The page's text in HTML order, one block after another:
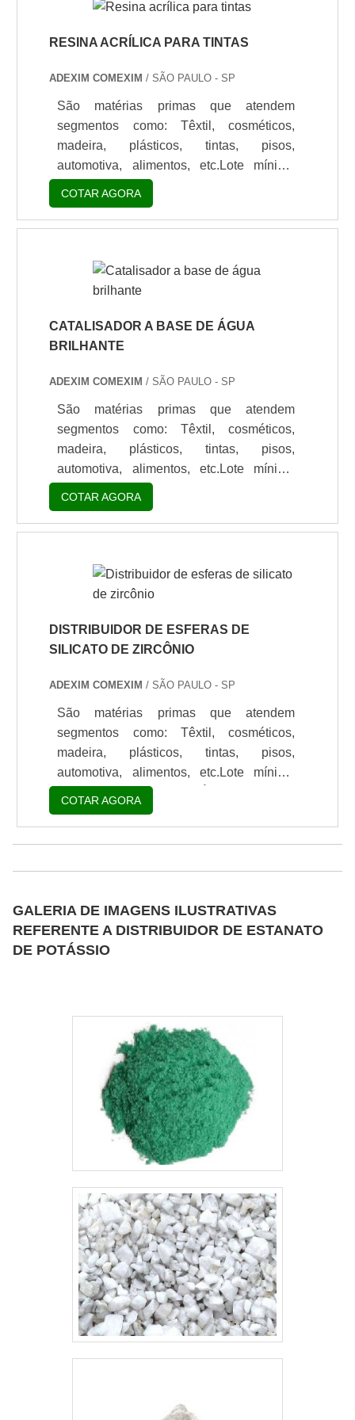
carteiras, etc.A resina pu para couro
de forma a alcançar todas as
propriedades desejadas para um
acabamento de.
RESINA ACRÍLICA PARA TINTAS
ADEXIM COMEXIM / SÃO PAULO - SP
São matérias primas que atendem
segmentos como: Têxtil, cosméticos,
madeira, plásticos, tintas, pisos,
automotiva, alimentos, etc.Lote mínimo
de: 1 embalagem - 20kgResina acrílica
para tintas Estron ChemicalA Estron
Chemical ao longo dos anos desenvolveu
mercado especialmente em revestimentos
de tinta pó, além de vários produtos como
produz a linha de resina acrílica para
tintas utilizada no segmento de tinta
COTAR AGORA
CATALISADOR A BASE DE ÁGUA
BRILHANTE
ADEXIM COMEXIM / SÃO PAULO - SP
São matérias primas que atendem
segmentos como: Têxtil, cosméticos,
madeira, plásticos, tintas, pisos,
automotiva, alimentos, etc.Lote mínimo
de: 1 embalagem - 20kgCatalisador á
base de águaA aziridina polifuncional,
Crosslinker X-7 é um catalisador a base
revestimento melhores propriedades de
resistência física como abrasão, risco,
resistência química. Suas excelentes
propriedades, permite ser usado em
COTAR AGORA
DISTRIBUIDOR DE ESFERAS DE
SILICATO DE ZIRCÔNIO
ADEXIM COMEXIM / SÃO PAULO - SP
São matérias primas que atendem
segmentos como: Têxtil, cosméticos,
madeira, plásticos, tintas, pisos,
automotiva, alimentos, etc.Lote mínimo
de: 1 embalagem - 20kgÉ importante, na
hora de realizar uma compra, contar com
o melhor distribuidor de esferas de silicato
tipo de produto possui alta esfericidade o
e consumo de energia.As esferas de
silicato de zircônio são muitas vezes
preferidas em vez de esferas de vidro de.
COTAR AGORA
GALERIA DE IMAGENS ILUSTRATIVAS
REFERENTE A DISTRIBUIDOR DE ESTANATO
DE POTÁSSIO